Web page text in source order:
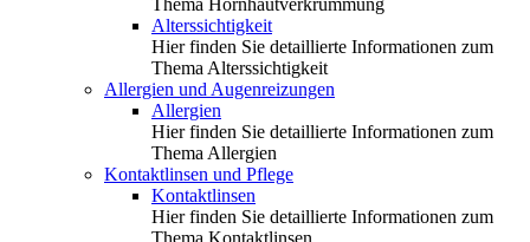
Thema Hornhautverkrümmung
Alterssichtigkeit
Hier finden Sie detaillierte Informationen zum
Thema Alterssichtigkeit
Allergien und Augenreizungen
Allergien
Hier finden Sie detaillierte Informationen zum
Thema Allergien
Kontaktlinsen und Pflege
Kontaktlinsen
Hier finden Sie detaillierte Informationen zum